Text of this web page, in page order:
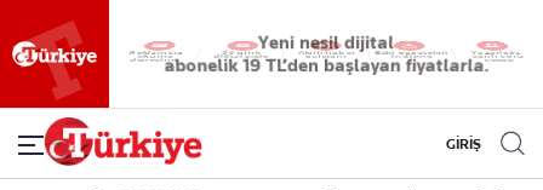
Reklamsız
okuma
deneyimi
56 yıllık
dijital arşiv
Akıllı haber
asistanı
Eski gazeteleri
indirme
Yazarlarla
canlı soru
cevap
GİRİŞ